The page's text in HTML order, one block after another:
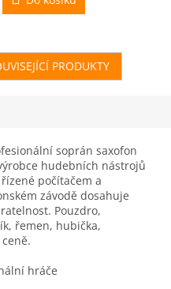
PRODUKTY
soprán saxofon
hudebních nástrojů
počítačem a
závodě dosahuje
Pouzdro,
řemen, hubička,
hráče